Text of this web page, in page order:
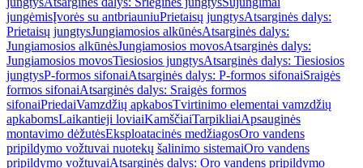
jungėmisĮvorės su antbriauniuPrietaisų jungtysAtsarginės dalys:
Prietaisų jungtysJungiamosios alkūnėsAtsarginės dalys:
Jungiamosios alkūnėsJungiamosios movosAtsarginės dalys:
Jungiamosios movosTiesiosios jungtysAtsarginės dalys: Tiesiosios
jungtysP-formos sifonaiAtsarginės dalys: P-formos sifonaiSraigės
formos sifonaiAtsarginės dalys: Sraigės formos
sifonaiPriedaiVamzdžių apkabosTvirtinimo elementai vamzdžių
apkabomsLaikantieji loviaiKamščiaiTarpikliaiApsauginės
montavimo dėžutėsEksploatacinės medžiagosOro vandens
pripildymo vožtuvai nuotekų šalinimo sistemaiOro vandens
pripildymo vožtuvaiAtsarginės dalys: Oro vandens pripildymo